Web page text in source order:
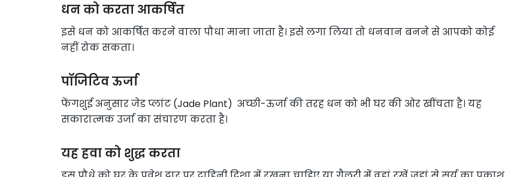
धन को करता आकर्षित
इसे धन को आकर्षित करने वाला पौधा माना जाता है। इसे लगा लिया तो धनवान बनने से आपको कोई
नहीं रोक सकता।
पॉजिटिव ऊर्जा
फेंगशुई अनुसार जेड प्लांट (Jade Plant) अच्छी-ऊर्जा की तरह धन को भी घर की ओर खींचता है। यह
सकारात्मक उर्जा का संचारण करता है।
यह हवा को शुद्ध करता